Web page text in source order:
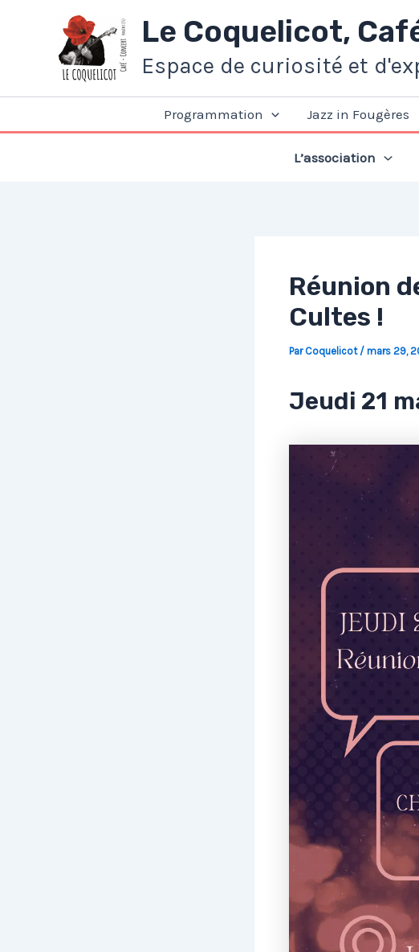
Le Coquelicot,
Espace de curiosité et
Programmation Jazz in Fougères
L’association
Réunion
Cultes !
Par Coquelicot / mars 29,
Jeudi 21